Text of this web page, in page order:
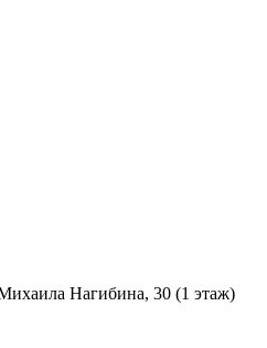
Нагибина, 30 (1 этаж)